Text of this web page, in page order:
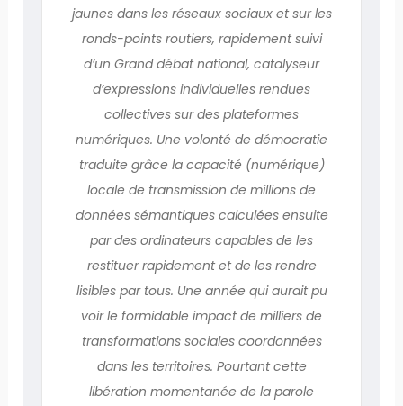
jaunes dans les réseaux sociaux et sur les
ronds-points routiers, rapidement suivi
d’un Grand débat national, catalyseur
d’expressions individuelles rendues
collectives sur des plateformes
numériques. Une volonté de démocratie
traduite grâce la capacité (numérique)
locale de transmission de millions de
données sémantiques calculées ensuite
par des ordinateurs capables de les
restituer rapidement et de les rendre
lisibles par tous. Une année qui aurait pu
voir le formidable impact de milliers de
transformations sociales coordonnées
dans les territoires. Pourtant cette
libération momentanée de la parole